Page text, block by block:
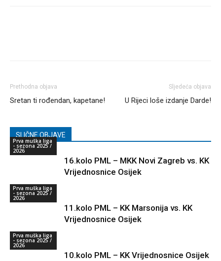
Prethodna objava
Sretan ti rođendan, kapetane!
Sljedeća objava
U Rijeci loše izdanje Darde!
SLIČNE OBJAVE
Prva muška liga
- sezona 2025 /
2026
16.kolo PML – MKK Novi Zagreb vs. KK
Vrijednosnice Osijek
Prva muška liga
- sezona 2025 /
2026
11.kolo PML – KK Marsonija vs. KK
Vrijednosnice Osijek
Prva muška liga
- sezona 2025 /
2026
10.kolo PML – KK Vrijednosnice Osijek